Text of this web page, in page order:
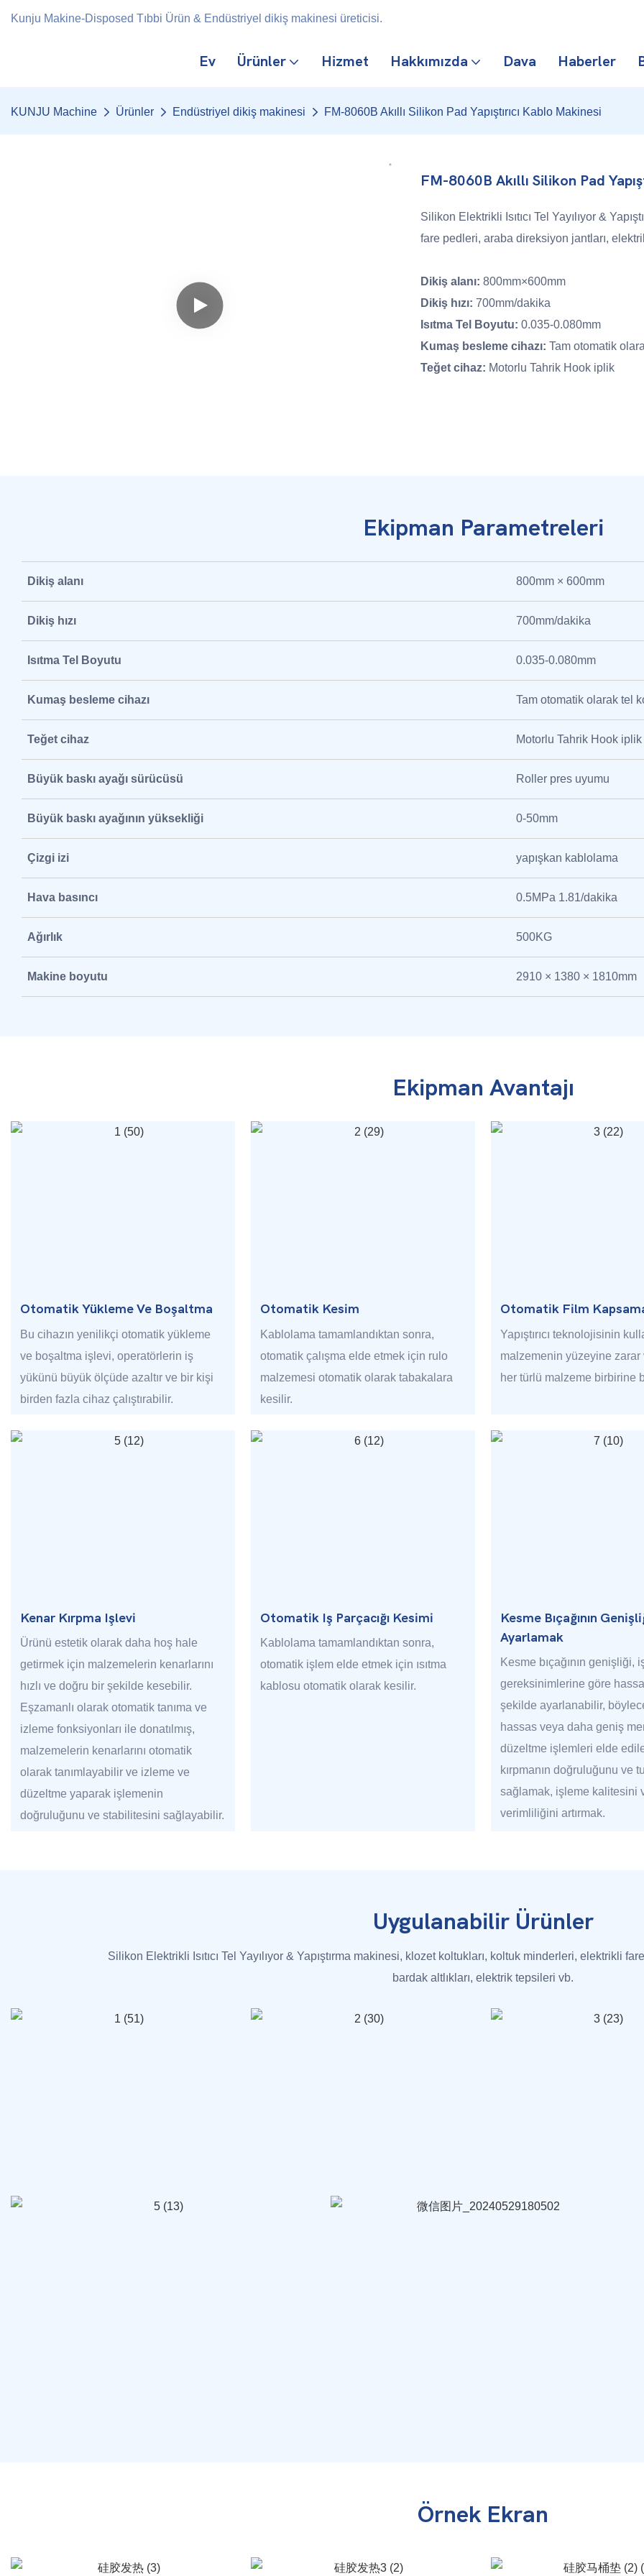
Kunju Makine-Disposed Tıbbi Ürün & Endüstriyel dikiş makinesi üreticisi.
Ev Ürünler Hizmet Hakkımızda Dava Haberler
KUNJU Machine Ürünler Endüstriyel dikiş makinesi FM-8060B Akıllı Silikon Pad Yapıştırıcı Kablo Makinesi
FM-8060B Akıllı Silikon Pad
Silikon Elektrikli Isıtıcı Tel Yayılıyor &
fare pedleri, araba direksiyon jantları,
Dikiş alanı: 800mm×600mm
Dikiş hızı: 700mm/dakika
Isıtma Tel Boyutu: 0.035-0.080mm
Kumaş besleme cihazı: Tam otomatik
Teğet cihaz: Motorlu Tahrik Hook iplik
Ekipman Parametreleri
Dikiş alanı 800mm × 600mm
Dikiş hızı 700mm/dakika
Isıtma Tel Boyutu 0.035-0.080mm
Kumaş besleme cihazı Tam otomatik olarak tel
Teğet cihaz Motorlu Tahrik Hook iplik
Büyük baskı ayağı sürücüsü Roller pres uyumu
Büyük baskı ayağının yüksekliği 0-50mm
Çizgi izi yapışkan kablolama
Hava basıncı 0.5MPa 1.81/dakika
Ağırlık 500KG
Makine boyutu 2910 × 1380 × 1810mm
Ekipman Avantajı
Otomatik Yükleme Ve Boşaltma
Bu cihazın yenilikçi otomatik yükleme
ve boşaltma işlevi, operatörlerin iş
yükünü büyük ölçüde azaltır ve bir kişi
birden fazla cihaz çalıştırabilir.
Otomatik Kesim
Kablolama tamamlandıktan sonra,
otomatik çalışma elde etmek için rulo
malzemesi otomatik olarak tabakalara
kesilir.
Otomatik Film
Yapıştırıcı teknolojisinin
malzemenin yüzeyine zarar
her türlü malzeme birbirine
Kenar Kırpma Işlevi
Ürünü estetik olarak daha hoş hale
getirmek için malzemelerin kenarlarını
hızlı ve doğru bir şekilde kesebilir.
Eşzamanlı olarak otomatik tanıma ve
izleme fonksiyonları ile donatılmış,
malzemelerin kenarlarını otomatik
olarak tanımlayabilir ve izleme ve
düzeltme yaparak işlemenin
doğruluğunu ve stabilitesini sağlayabilir.
Otomatik Iş Parçacığı Kesimi
Kablolama tamamlandıktan sonra,
otomatik işlem elde etmek için ısıtma
kablosu otomatik olarak kesilir.
Kesme Bıçağının
Ayarlamak
Kesme bıçağının genişliği,
gereksinimlerine göre
şekilde ayarlanabilir,
hassas veya daha geniş
düzeltme işlemleri elde
kırpmanın doğruluğunu ve
sağlamak, işleme kalitesini
verimliliğini artırmak.
Uygulanabilir Ürünler
Silikon Elektrikli Isıtıcı Tel Yayılıyor & Yapıştırma makinesi, klozet koltukları, koltuk minderleri, elektrikli
bardak altlıkları, elektrik tepsileri vb.
Örnek Ekran